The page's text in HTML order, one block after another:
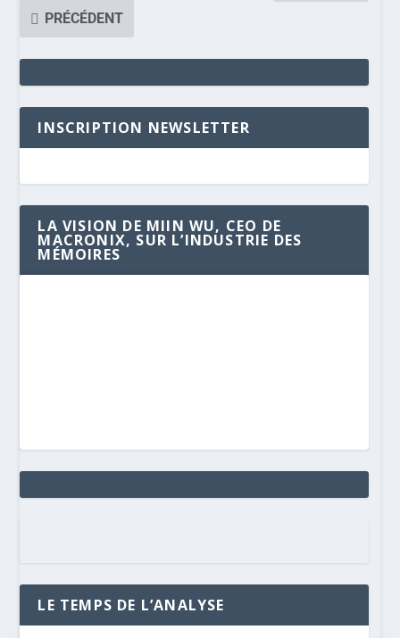
PRÉCÉDENT
INSCRIPTION NEWSLETTER
LA VISION DE MIIN WU, CEO DE
MACRONIX, SUR L’INDUSTRIE DES
MÉMOIRES
LE TEMPS DE L’ANALYSE